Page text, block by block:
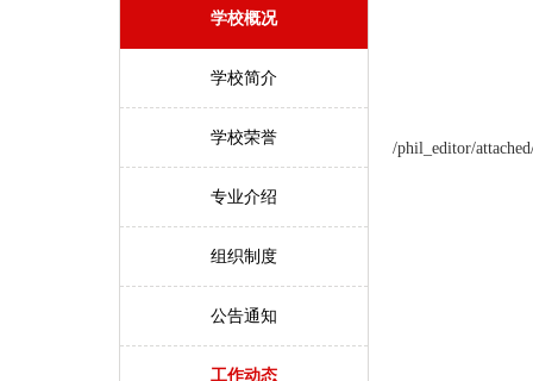
学校概况
学校简介
学校荣誉
专业介绍
组织制度
公告通知
工作动态
/phil_editor/